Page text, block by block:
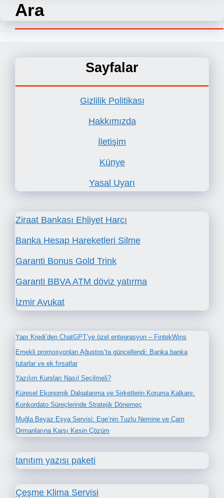
Ara
Sayfalar
Gizlilik Politikası
Hakkımızda
İletişim
Künye
Yasal Uyarı
Ziraat Bankası Ehliyet Harcı
Banka Hesap Hareketleri Silme
Garanti Bonus Gold Trink
Garanti BBVA ATM döviz yatırma
İzmir Avukat
Yapı Kredi’den ChatGPT’ye özel entegrasyon – FintekWins
Emekli promosyonları Ağustos’ta güncellendi: Banka banka
tutarlar ve ek fırsatlar
Yazılım Kursları Nasıl Seçilmeli?
Küresel Ekonomik Dalgalanma ve Şirketlerin Koruma Kalkanı:
Konkordato Süreçlerinde Stratejik Dönemeç
Muğla Beyaz Eşya Servisi: Ege’nin Tuzlu Nemine ve Çam
Ormanlarına Karşı Kesin Çözüm
tanıtım yazısı paketi
Çeşme Klima Servisi